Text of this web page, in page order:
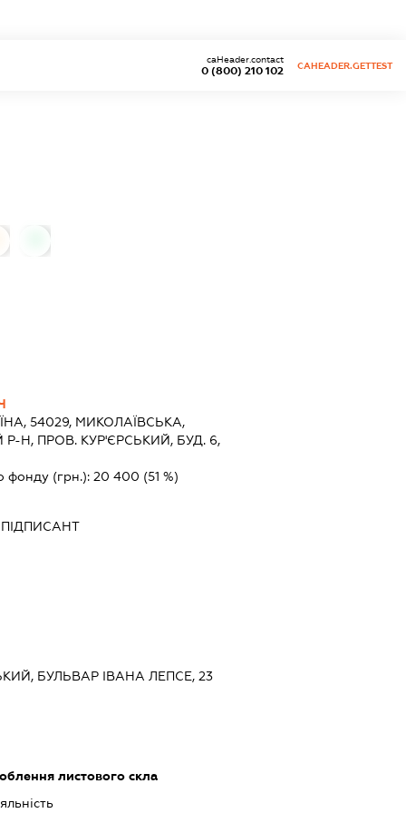
0 (800) 210 102
caHeader.contact
CAHEADER.GETTEST
54029, МИКОЛАЇВСЬКА,
Н, ПРОВ. КУР'ЄРСЬКИЙ, БУД. 6,
фонду (грн.):20 400 (51 %)
ПІДПИСАНТ
БУЛЬВАР ІВАНА ЛЕПСЕ, 23
листового скла